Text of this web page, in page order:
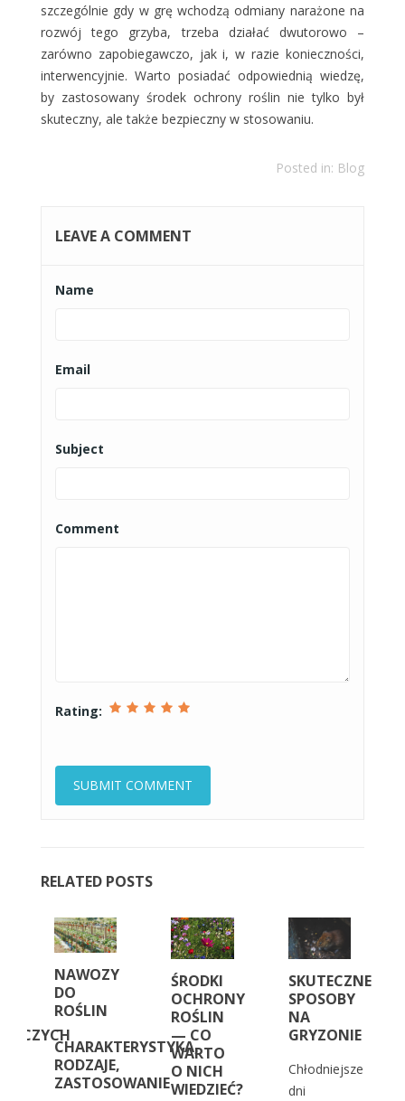
szczególnie gdy w grę wchodzą odmiany narażone na
rozwój tego grzyba, trzeba działać dwutorowo –
zarówno zapobiegawczo, jak i, w razie konieczności,
interwencyjnie. Warto posiadać odpowiednią wiedzę,
by zastosowany środek ochrony roślin nie tylko był
skuteczny, ale także bezpieczny w stosowaniu.
Posted in: Blog
LEAVE A COMMENT
Name
Email
Subject
Comment
Rating:
RELATED POSTS
NAWOZY
DO
ROŚLIN
–
CHARAKTERYSTYKA,
RODZAJE,
ZASTOSOWANIE
ŚRODKI
OCHRONY
ROŚLIN
— CO
WARTO
O NICH
WIEDZIEĆ?
SKUTECZNE
SPOSOBY
NA
GRYZONIE
Chłodniejsze
dni